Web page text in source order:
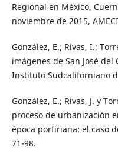
Regional en México,
noviembre de 2015,
González, E.; Rivas, I.;
imágenes de San José del
Instituto Sudcaliforniano
González, E.; Rivas, J. y
proceso de urbanización
época porfiriana: el caso
71-98.